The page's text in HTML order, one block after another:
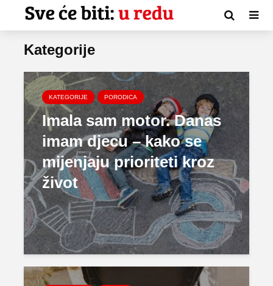
Kategorije
KATEGORIJE PORODICA
Imala sam motor. Danas
imam djecu – kako se
mijenjaju prioriteti kroz
život